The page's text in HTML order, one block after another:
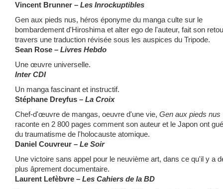
Vincent Brunner – Les Inrockuptibles
Gen aux pieds nus, héros éponyme du manga culte sur le
bombardement d'Hiroshima et alter ego de l'auteur, fait son
travers une traduction révisée sous les auspices du Tripode.
Sean Rose – Livres Hebdo
Une œuvre universelle.
Inter CDI
Un manga fascinant et instructif.
Stéphane Dreyfus – La Croix
Chef-d'œuvre de mangas, oeuvre d'une vie, Gen aux pieds nus
raconte en 2 800 pages comment son auteur et le Japon ont
du traumatisme de l'holocauste atomique.
Daniel Couvreur – Le Soir
Une victoire sans appel pour le neuvième art, dans ce qu'il y a
plus âprement documentaire.
Laurent Lefèbvre – Les Cahiers de la BD